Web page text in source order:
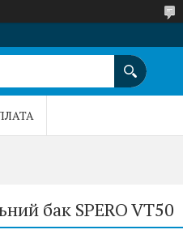
бак SPERO VT50